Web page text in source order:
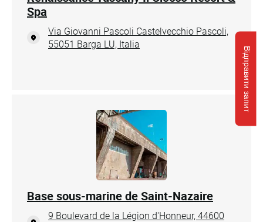
Відправити запит
Spa
Via Giovanni Pascoli Castelvecchio Pascoli,
55051 Barga LU, Italia
Base sous-marine de Saint-Nazaire
9 Boulevard de la Légion d'Honneur, 44600